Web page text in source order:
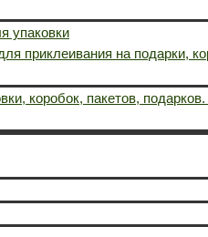
упаковки
приклеивания на подарки,
коробок, пакетов,